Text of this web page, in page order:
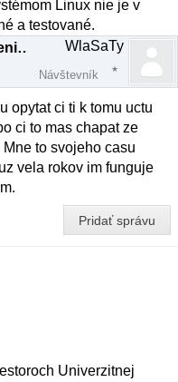
Linux nie je v
a testované.
Re: internetové pripojenie s bankou
WlaSaTy
Návštevník
opytat ci ti k tomu uctu
ci to mas chapat ze
to svojeho casu
vela rokov im funguje
Pridať správu
Univerzitnej